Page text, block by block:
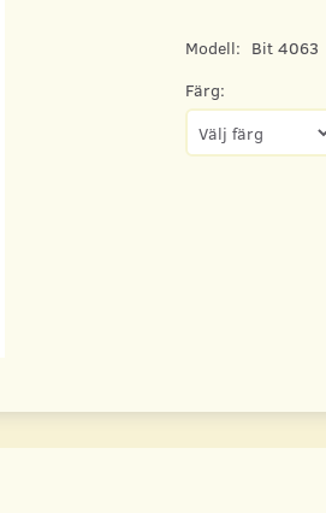
Modell: Bit 4063
Färg: